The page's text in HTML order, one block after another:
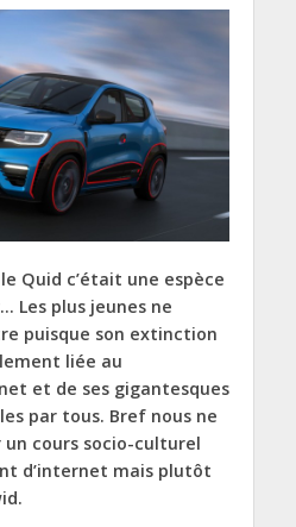
Quid c’était une espèce
Les plus jeunes ne
puisque son extinction
liée au
et de ses gigantesques
par tous. Bref nous ne
un cours socio-culturel
d’internet mais plutôt